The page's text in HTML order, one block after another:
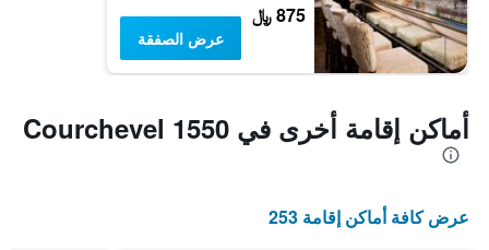
875 ﷼
عرض الصفقة
أماكن إقامة أخرى في Courchevel 1550
عرض كافة أماكن إقامة 253